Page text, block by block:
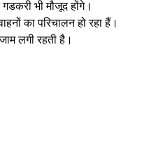
भी मौजूद होंगे।
का परिचालन हो रहा हैं।
लगी रहती है।